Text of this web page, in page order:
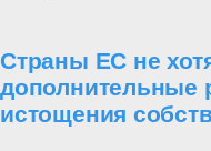
Страны ЕС не
дополнительные
истощения